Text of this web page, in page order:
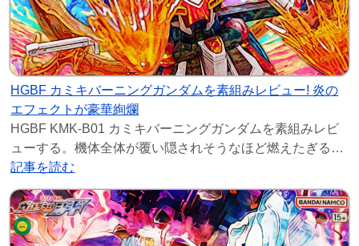
HGBF カミキバーニングガンダムを素組みレビュー! 炎の
エフェクトが豪華絢爛
HGBF KMK-B01 カミキバーニングガンダムを素組みレビ
ューする。機体全体が覆い隠されそうなほど燃えたぎる炎
の文様エフェクトのクリアパーツが豪華絢
記事を読む